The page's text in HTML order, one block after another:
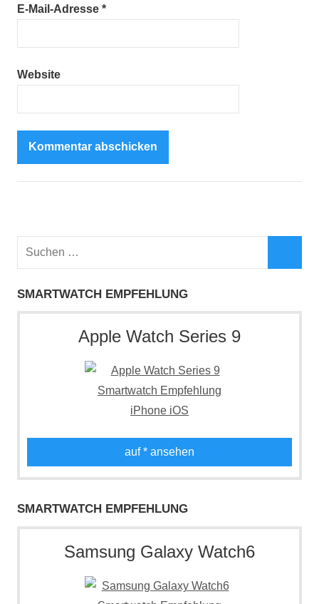
E-Mail-Adresse *
Website
Suchen
SMARTWATCH EMPFEHLUNG
Apple Watch Series 9
auf* ansehen
SMARTWATCH EMPFEHLUNG
Samsung Galaxy Watch6